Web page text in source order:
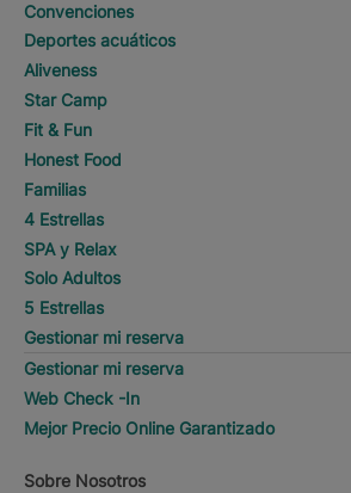
Convenciones
Deportes acuáticos
Aliveness
Star Camp
Fit & Fun
Honest Food
Familias
4 Estrellas
SPA y Relax
Solo Adultos
5 Estrellas
Gestionar mi reserva
Gestionar mi reserva
Web Check -In
Mejor Precio Online Garantizado
Sobre Nosotros